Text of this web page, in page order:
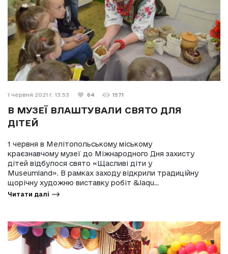
1 червня 2021 г. 13:53 64 1971
В МУЗЕЇ ВЛАШТУВАЛИ СВЯТО ДЛЯ
ДІТЕЙ
1 червня в Мелітопольському міському
краєзнавчому музеї до Міжнародного Дня захисту
дітей відбулося свято «Щасливі діти у
Museumland». В рамках заходу відкрили традиційну
щорічну художню виставку робіт &laqu...
Читати далі